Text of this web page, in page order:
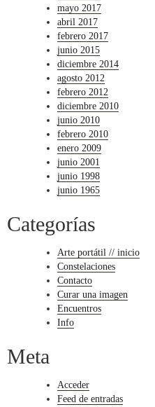
mayo 2017
abril 2017
febrero 2017
junio 2015
diciembre 2014
agosto 2012
febrero 2012
diciembre 2010
junio 2010
febrero 2010
enero 2009
junio 2001
junio 1998
junio 1965
Categorías
Arte portátil // inicio
Constelaciones
Contacto
Curar una imagen
Encuentros
Info
Meta
Acceder
Feed de entradas